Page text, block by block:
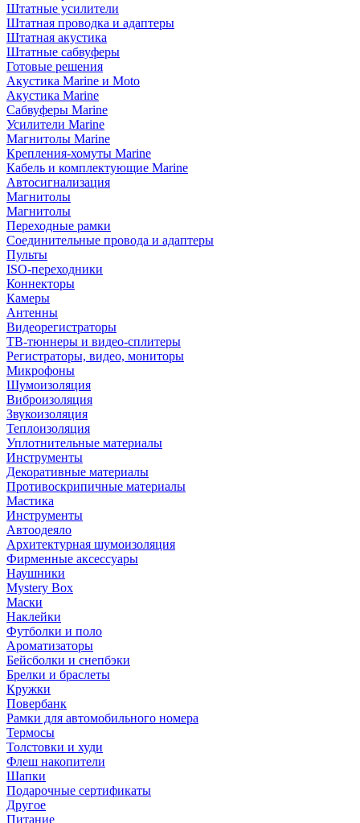
Штатные усилители
Штатная проводка и адаптеры
Штатная акустика
Штатные сабвуферы
Готовые решения
Акустика Marine и Moto
Акустика Marine
Сабвуферы Marine
Усилители Marine
Магнитолы Marine
Крепления-хомуты Marine
Кабель и комплектующие Marine
Автосигнализация
Магнитолы
Магнитолы
Переходные рамки
Соединительные провода и адаптеры
Пульты
ISO-переходники
Коннекторы
Камеры
Антенны
Видеорегистраторы
ТВ-тюннеры и видео-сплитеры
Регистраторы, видео, мониторы
Микрофоны
Шумоизоляция
Виброизоляция
Звукоизоляция
Теплоизоляция
Уплотнительные материалы
Инструменты
Декоративные материалы
Противоскрипичные материалы
Мастика
Инструменты
Автоодеяло
Архитектурная шумоизоляция
Фирменные аксессуары
Наушники
Mystery Box
Маски
Наклейки
Футболки и поло
Ароматизаторы
Бейсболки и снепбэки
Брелки и браслеты
Кружки
Повербанк
Рамки для автомобильного номера
Термосы
Толстовки и худи
Флеш накопители
Шапки
Подарочные сертификаты
Другое
Питание